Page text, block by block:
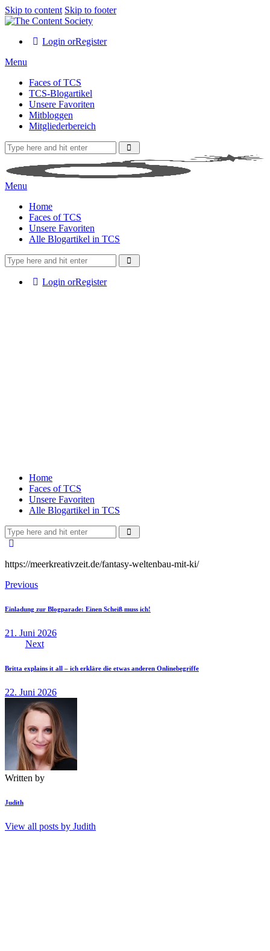
Skip to content Skip to footer
Login orRegister
Menu
Faces of TCS
TCS-Blogartikel
Unsere Favoriten
Mitbloggen
Mitgliederbereich
Menu
Home
Faces of TCS
Unsere Favoriten
Alle Blogartikel in TCS
Login orRegister
Home
Faces of TCS
Unsere Favoriten
Alle Blogartikel in TCS
https://meerkreativzeit.de/fantasy-weltenbau-mit-ki/
Beitragsnavigation
Previous
Einladung zur Blogparade: Einen Scheiß muss ich!
21. Juni 2026
Next
Britta explains it all – ich erkläre die etwas anderen Onlinebegriffe
22. Juni 2026
Written by
Judith
View all posts by Judith